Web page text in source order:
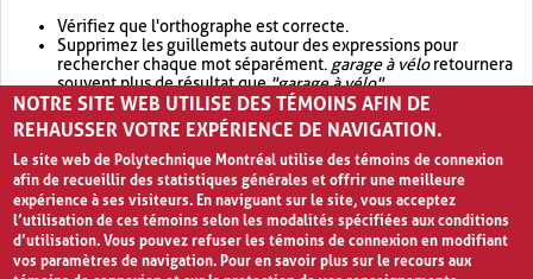
Vérifiez que l'orthographe est correcte.
Supprimez les guillemets autour des expressions pour
rechercher chaque mot séparément. garage à véloretournera
souvent plus de résultat que"garage à vélo".
Envisagez d'élargir votre recherche avec OR.garage OR vélo
retournera souvent plus de résultat quegarage à vélo
NOTRE SITE WEB UTILISE DES TÉMOINS AFIN DE
REHAUSSER VOTRE EXPÉRIENCE DE NAVIGATION.
Le site web de Polytechnique Montréal utilise des témoins de connexion
afin de recueillir des statistiques générales et offrir une meilleure
expérience à ses visiteurs. En naviguant sur le site, vous acceptez
l’utilisation de ces témoins selon les modalités spécifiées aux conditions
d’utilisation. Vous pouvez refuser les témoins de connexion en modifiant
vos paramètres de navigation. Pour en savoir plus sur le recours aux